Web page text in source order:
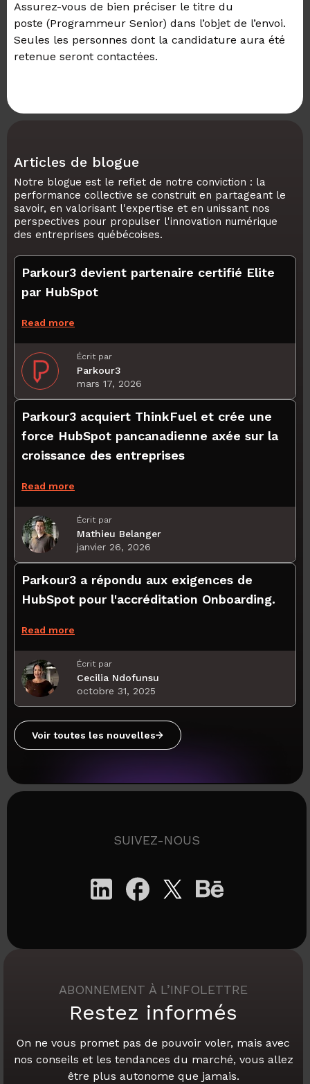
Assurez-vous de bien préciser le titre du
poste (Programmeur Senior) dans l’objet de l’envoi.
Seules les personnes dont la candidature aura été
retenue seront contactées.
Articles de blogue
Notre blogue est le reflet de notre conviction : la
performance collective se construit en partageant le
savoir, en valorisant l'expertise et en unissant nos
perspectives pour propulser l'innovation numérique
des entreprises québécoises.
Parkour3 devient partenaire certifié Elite
par HubSpot
Read more
Écrit par
Parkour3
mars 17, 2026
Parkour3 acquiert ThinkFuel et crée une
force HubSpot pancanadienne axée sur la
croissance des entreprises
Read more
Écrit par
Mathieu Belanger
janvier 26, 2026
Parkour3 a répondu aux exigences de
HubSpot pour l'accréditation Onboarding.
Read more
Écrit par
Cecilia Ndofunsu
octobre 31, 2025
Voir toutes les nouvelles
SUIVEZ-NOUS
ABONNEMENT À L’INFOLETTRE
Restez informés
On ne vous promet pas de pouvoir voler, mais avec
nos conseils et les tendances du marché, vous allez
être plus autonome que jamais.